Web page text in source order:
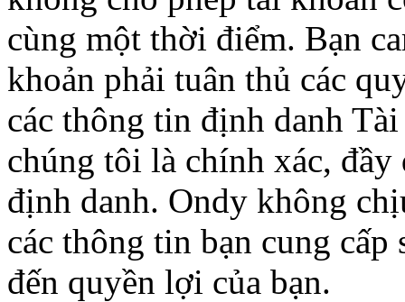
cùng một thời điểm. Bạn
khoản phải tuân thủ các
các thông tin định danh
chúng tôi là chính xác,
định danh. Ondy không
các thông tin bạn cung cấp
đến quyền lợi của bạn.